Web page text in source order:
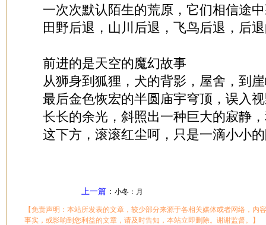
一次次默认陌生的荒原，它们相信途
田野后退，山川后退，飞鸟后退，后
前进的是天空的魔幻故事
从狮身到狐狸，犬的背影，屋舍，到
最后金色恢宏的半圆庙宇穹顶，误入
长长的余光，斜照出一种巨大的寂静
这下方，滚滚红尘呵，只是一滴小小
上一篇： 小冬：月
【免责声明：本站所发表的文章，较少部分来源于各相关媒体或者网络，内
事实，或影响到您利益的文章，请及时告知，本站立即删除。谢谢监督。】